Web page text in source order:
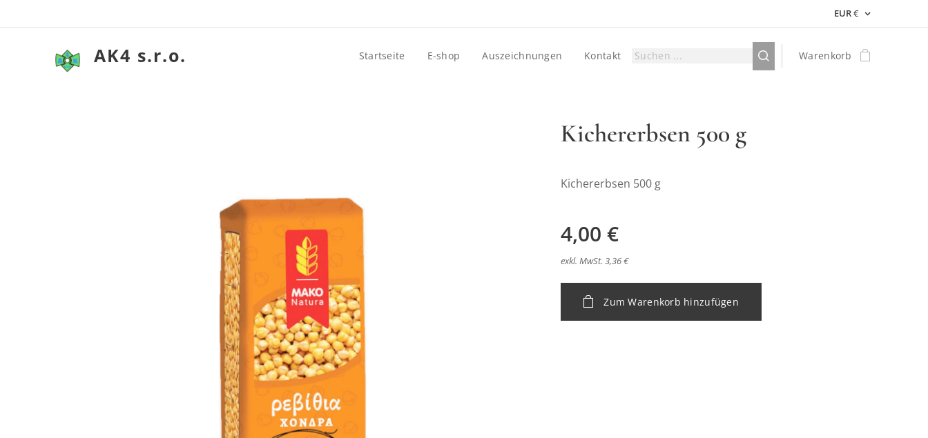
EUR€
AK4 s.r.o. Startseite E-shop Auszeichnungen Kontakt Warenkorb
Kichererbsen 500 g
Kichererbsen 500 g
4,00 €
exkl. MwSt. 3,36 €
Zum Warenkorb hinzufügen